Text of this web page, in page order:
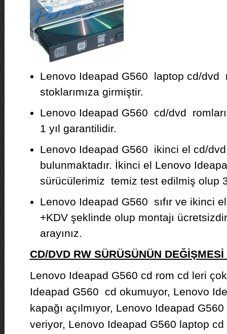
Lenovo Ideapad G560 laptop cd/dvd
stoklarımıza girmiştir.
Lenovo Ideapad G560 cd/dvd
1 yıl garantilidir.
Lenovo Ideapad G560 ikinci el cd/
bulunmaktadır. İkinci el Lenovo
sürücülerimiz temiz test edilmiş olup
Lenovo Ideapad G560 sıfır ve ikinci
+KDV şeklinde olup montajı
arayınız.
CD/DVD RW SÜRÜSÜNÜN
Lenovo Ideapad G560 cd rom cd leri
Ideapad G560 cd okumuyor, Lenovo
kapağı açılmıyor, Lenovo Ideapad
veriyor, Lenovo Ideapad G560 laptop